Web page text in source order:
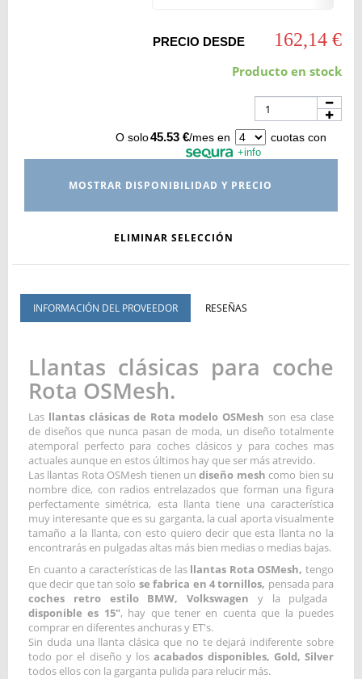
PRECIO DESDE 162,14 €
Producto en stock
O solo45.53 €/mes en cuotas con
+info
MOSTRAR DISPONIBILIDAD Y PRECIO
ELIMINAR SELECCIÓN
INFORMACIÓN DEL PROVEEDOR RESEÑAS
Llantas clásicas para coche
Rota OSMesh.
Las llantas clásicas de Rota modelo OSMesh son esa clase
de diseños que nunca pasan de moda, un diseño totalmente
atemporal perfecto para coches clásicos y para coches mas
actuales aunque en estos últimos hay que ser más atrevido.
Las llantas Rota OSMesh tienen un diseño mesh como bien su
nombre dice, con radios entrelazados que forman una figura
perfectamente simétrica, esta llanta tiene una característica
muy interesante que es su garganta, la cual aporta visualmente
tamaño a la llanta, con esto quiero decir que esta llanta no la
encontrarás en pulgadas altas más bien medias o medias bajas.
En cuanto a características de lasllantas Rota OSMesh, tengo
que decir que tan solo se fabrica en 4 tornillos, pensada para
coches retro estilo BMW, Volkswagen y la pulgada
disponible es 15", hay que tener en cuenta que la puedes
comprar en diferentes anchuras y ET's.
Sin duda una llanta clásica que no te dejará indiferente sobre
todo por el diseño y losacabados disponibles, Gold, Silver
todos ellos con la garganta pulida para relucir más.